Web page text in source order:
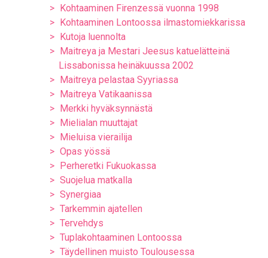
Kohtaaminen Firenzessä vuonna 1998
Kohtaaminen Lontoossa ilmastomiekkarissa
Kutoja luennolta
Maitreya ja Mestari Jeesus katuelätteinä
Lissabonissa heinäkuussa 2002
Maitreya pelastaa Syyriassa
Maitreya Vatikaanissa
Merkki hyväksynnästä
Mielialan muuttajat
Mieluisa vierailija
Opas yössä
Perheretki Fukuokassa
Suojelua matkalla
Synergiaa
Tarkemmin ajatellen
Tervehdys
Tuplakohtaaminen Lontoossa
Täydellinen muisto Toulousessa